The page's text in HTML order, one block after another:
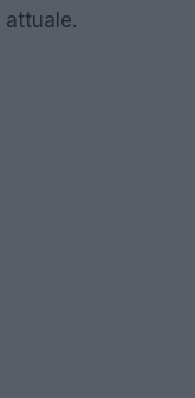
attuale.